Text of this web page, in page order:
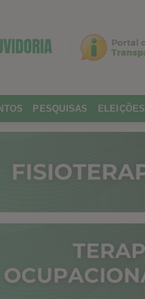
PESQUISAS ELEIÇÕES